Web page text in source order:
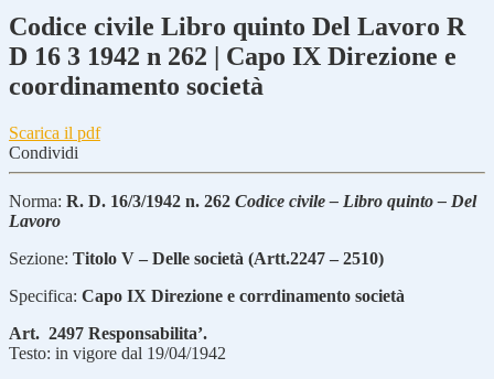
Codice civile Libro quinto Del Lavoro R
D 16 3 1942 n 262 | Capo IX Direzione e
coordinamento società
Scarica il pdf
Condividi
Norma: R. D. 16/3/1942 n. 262 Codice civile – Libro quinto – Del
Lavoro
Sezione: Titolo V – Delle società (Artt.2247 – 2510)
Specifica: Capo IX Direzione e corrdinamento società
Art. 2497 Responsabilita’.
Testo: in vigore dal 19/04/1942